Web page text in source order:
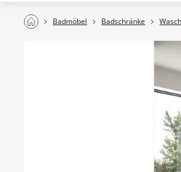
Badmöbel Badschränke